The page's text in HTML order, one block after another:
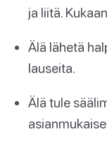
ja liitä.
Älä lähetä
lauseita.
Älä tule